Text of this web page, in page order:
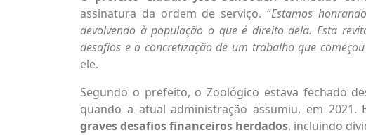
assinatura da ordem de serviço. “Estamos
devolvendo à população o que é direito dela. Esta
desafios e a concretização de um trabalho que
ele.
Segundo o prefeito, o Zoológico estava fechado
quando a atual administração assumiu, em
graves desafios financeiros herdados, incluindo